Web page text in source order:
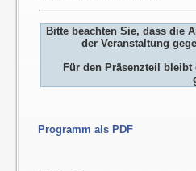
Bitte beachten Sie, dass die
der Veranstaltung
Für den Präsenzteil
Programm als PDF